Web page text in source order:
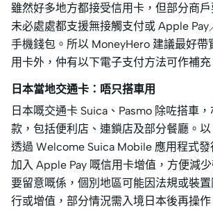
雖然好多地方都接受信用卡，但部分商
未必處處都支援無接觸支付或 Apple Pay
手機錢包。所以 MoneyHero 建議最好帶
用卡外，仲有以下電子支付方法可作補充
日本當地交通卡：唔只搭車用
日本嘅交通卡 Suica、Pasmo 除咗搭車
款，包括便利店、連鎖店及部分餐廳。
透過 Welcome Suica Mobile 應用程式發
加入 Apple Pay 嘅信用卡增值，方便減
要留意嘅係，個別地區可能因法規或裝
行或增值，部分情況需入境日本後再操